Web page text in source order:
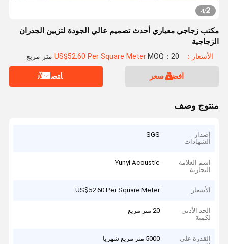
2
/
4
مكتب زجاجي معياري أحدث تصميم عالي الجودة لتزيين الجدران
الزجاجية
الأسعار：US$52.60 Per Square Meter MOQ：20 متر مربع
افضل سعر ﺎﺘﺼﻟ ﺍﻶﻧ
منتوج وصف
إصدار
الشهادات
SGS
اسم العلامة
التجارية
Yunyi Acoustic
الأسعار US$52.60 Per Square Meter
الحد الأدنى
لكمية
20 متر مربع
القدرة على
5000 متر مربع شهريا